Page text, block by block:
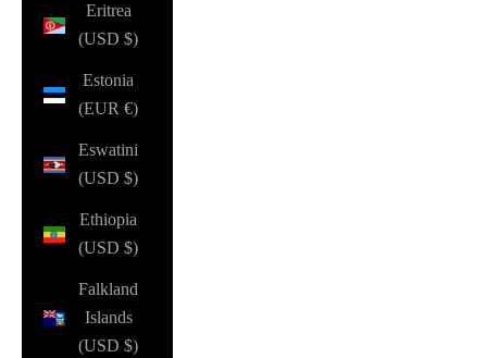
Eritrea
(USD $)
Estonia
(EUR €)
Eswatini
(USD $)
Ethiopia
(USD $)
Falkland
Islands
(USD $)